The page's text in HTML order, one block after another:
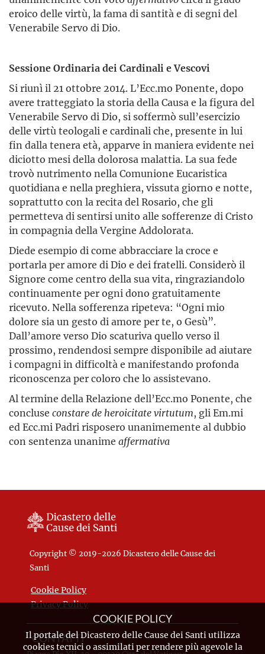
eroico delle virtù, la fama di santità e di segni del
Venerabile Servo di Dio.
Sessione Ordinaria dei Cardinali e Vescovi
Si riunì il 21 ottobre 2014. L’Ecc.mo Ponente, dopo
avere tratteggiato la storia della Causa e la figura del
Venerabile Servo di Dio, si soffermò sull’esercizio
delle virtù teologali e cardinali che, presente in lui
fin dalla tenera età, apparve in maniera evidente nei
diciotto mesi della dolorosa malattia. La sua fede
trovò nutrimento nella Comunione Eucaristica
quotidiana e nella preghiera, vissuta giorno e notte,
soprattutto con la recita del Rosario, che gli
permetteva di sentirsi unito alle sofferenze di Cristo
in compagnia della Vergine Addolorata.
Diede esempio di come abbracciare la croce e
portarla per amore di Dio e dei fratelli. Considerò il
Signore come centro della sua vita, ringraziandolo
continuamente per ogni dono gratuitamente
ricevuto. Nella sofferenza ripeteva: “Ogni mio
dolore sia un gesto di amore per te, o Gesù”.
Dall’amore verso Dio scaturiva quello verso il
prossimo, rendendosi sempre disponibile ad aiutare
i compagni in difficoltà e manifestando profonda
riconoscenza per coloro che lo assistevano.
Al termine della Relazione dell’Ecc.mo Ponente, che
concluse constare de heroicitate virtutum, gli Em.mi
ed Ecc.mi Padri risposero unanimemente al dubbio
con sentenza unanime affermativa
Copyright © 2019-2026 Dicastero delle Cause dei
Santi
Cookie Policy
Privacy Policy
CONTATTI
COOKIE POLICY
Il portale del Dicastero delle Cause dei Santi utilizza
cookies tecnici o assimilati per rendere più agevole la